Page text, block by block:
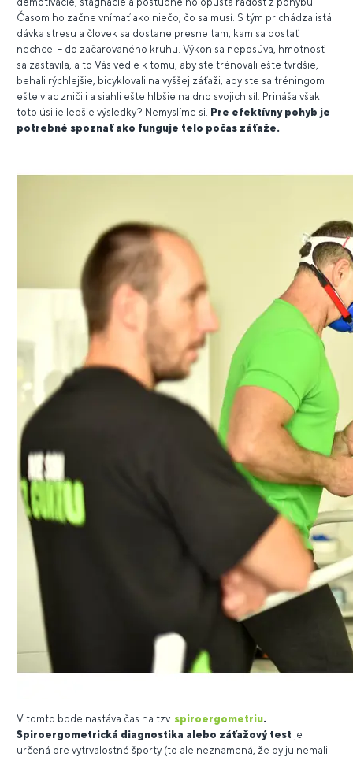
Časom ho začne vnímať ako niečo, čo sa musí. S tým prichádza istá
dávka stresu a človek sa dostane presne tam, kam sa dostať
nechcel – do začarovaného kruhu. Výkon sa neposúva, hmotnosť
sa zastavila, a to Vás vedie k tomu, aby ste trénovali ešte tvrdšie,
behali rýchlejšie, bicyklovali na vyššej záťaži, aby ste sa tréningom
ešte viac zničili a siahli ešte hlbšie na dno svojich síl. Prináša však
toto úsilie lepšie výsledky? Nemyslíme si.
Pre efektívny pohyb je
potrebné spoznať ako funguje telo počas záťaže.
V tomto bode nastáva čas na tzv. spiroergometriu.
Spiroergometrická diagnostika alebo záťažový test je
určená pre vytrvalostné športy (to ale neznamená, že by ju nemali